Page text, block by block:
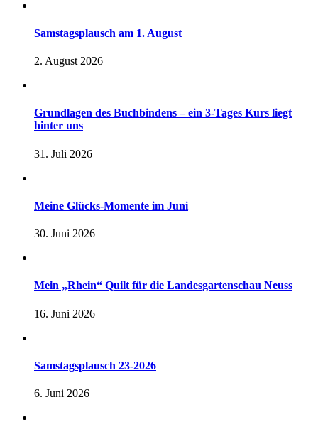
Samstagsplausch am 1. August
2. August 2026
Grundlagen des Buchbindens – ein 3-Tages Kurs liegt
hinter uns
31. Juli 2026
Meine Glücks-Momente im Juni
30. Juni 2026
Mein „Rhein“ Quilt für die Landesgartenschau Neuss
16. Juni 2026
Samstagsplausch 23-2026
6. Juni 2026